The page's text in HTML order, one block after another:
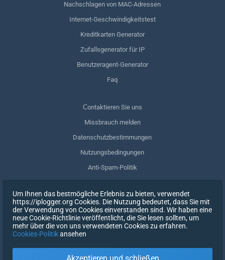
Nachschlagen von MAC-Adressen
Internet-Geschwindigkeitstest
Kreditkarten Generator
Zufallsgenerator für IP
Benutzeragent-Generator
Faq
Сontaktieren Sie uns
Missbrauch melden
Datenschutzbestimmungen
Nutzungsbedingungen
Anti-Spam-Politik
Meine Daten löschen
Zustimmung zurückziehen
Um Ihnen das bestmögliche Erlebnis zu bieten, verwendet
https://iplogger.org Cookies. Die Nutzung bedeutet, dass Sie mit
der Verwendung von Cookies einverstanden sind. Wir haben eine
neue Cookie-Richtlinie veröffentlicht, die Sie lesen sollten, um
mehr über die von uns verwendeten Cookies zu erfahren.
Cookies-Politikansehen
Akzeptieren und schließen